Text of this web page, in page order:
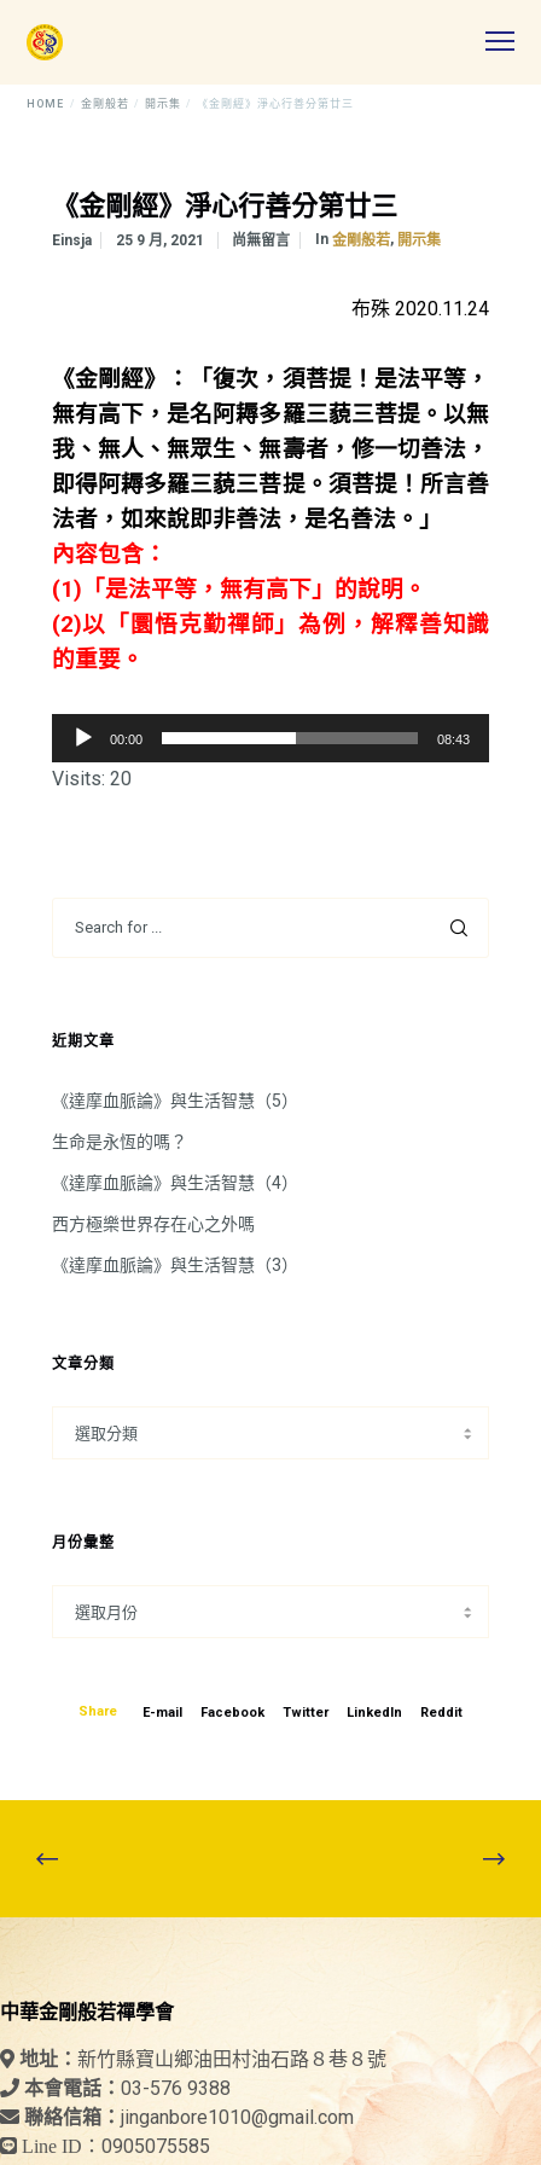
HOME 金剛般若 開示集 《金剛經》淨心行善分第廿三
《金剛經》淨心行善分第廿三
Einsja 25 9 月, 2021 尚無留言 In 金剛般若, 開示集
布殊 2020.11.24
《金剛經》：「復次，須菩提！是法平等，
無有高下，是名阿耨多羅三藐三菩提。以無
我、無人、無眾生、無壽者，修一切善法，
即得阿耨多羅三藐三菩提。須菩提！所言善
法者，如來說即非善法，是名善法。」
內容包含：
(1)「是法平等，無有高下」的說明。
(2)以「圜悟克勤禪師」為例，解釋善知識
的重要。
訊
00:00 08:43
Visits: 20
近期文章
《達摩血脈論》與生活智慧（5）
生命是永恆的嗎？
《達摩血脈論》與生活智慧（4）
西方極樂世界存在心之外嗎
《達摩血脈論》與生活智慧（3）
文章分類
月份彙整
Share E-mail Facebook Twitter LinkedIn Reddit
中華金剛般若禪學會
地址： 新竹縣寶山鄉油田村油石路８巷８號
本會電話： 03-576 9388
聯絡信箱： jinganbore1010@gmail.com
Line ID： 0905075585